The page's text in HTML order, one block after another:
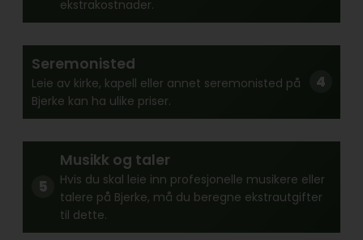
ekstrakostnader.
Seremonisted
Leie av kirke, kapell eller annet seremonisted på
Bjerke kan ha ulike priser.
Musikk og taler
Hvis du skal leie inn profesjonelle musikere eller
talere på Bjerke, må du beregne ekstrautgifter
til dette.